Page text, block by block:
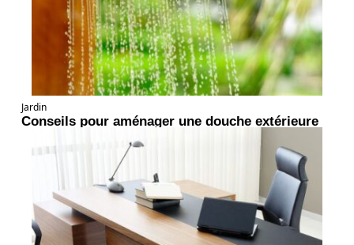
Jardin
Conseils pour aménager une douche extérieure